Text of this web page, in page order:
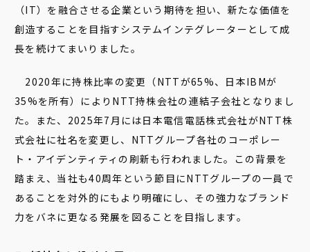
（IT）を融合させる企業という期待を担い、新たな価値を
創造することを目指すシステムインテグレーターとして成
長を続けてまいりました。
2020年に持株比率の変更（NTTが65%、日本IBMが
35%を所有）によりNTT持株会社の連結子会社となりまし
た。また、2025年7月には日本電信電話株式会社がNTT株
式会社に社名を変更し、NTTグループ各社のコーポレー
ト・アイデンティティの刷新も行われました。この背景を
踏まえ、当社も40周年という節目にNTTグループの一員で
あることを対外的にもより明確にし、その強力なブランド
力をバネに更なる発展を図ることを目指します。